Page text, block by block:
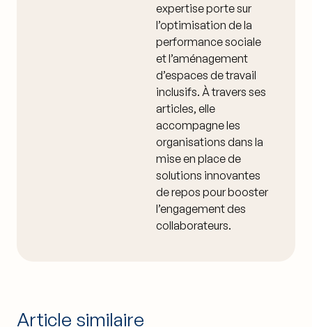
expertise porte sur
l’optimisation de la
performance sociale
et l’aménagement
d’espaces de travail
inclusifs. À travers ses
articles, elle
accompagne les
organisations dans la
mise en place de
solutions innovantes
de repos pour booster
l’engagement des
collaborateurs.
Article similaire